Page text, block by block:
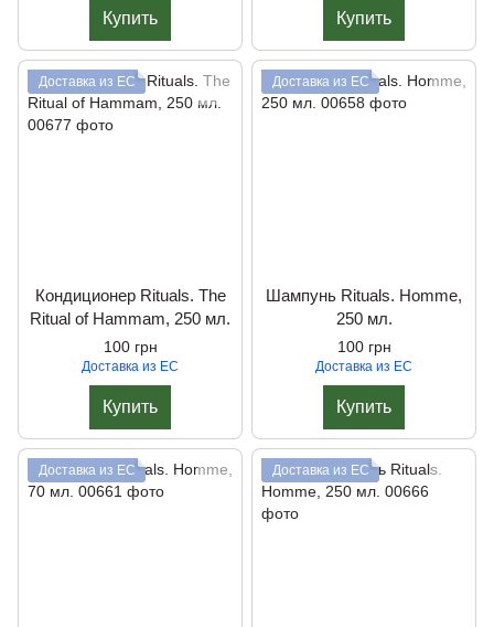
Купить Купить
Доставка из ЕС
Кондиционер Rituals. The
Ritual of Hammam, 250 мл.
100 грн
Доставка из ЕС
Купить
Доставка из ЕС
Шампунь Rituals. Homme,
250 мл.
100 грн
Доставка из ЕС
Купить
Доставка из ЕС Доставка из ЕС